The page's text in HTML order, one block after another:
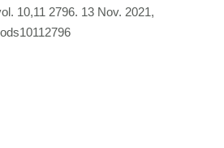
10,11 2796. 13 Nov. 2021,